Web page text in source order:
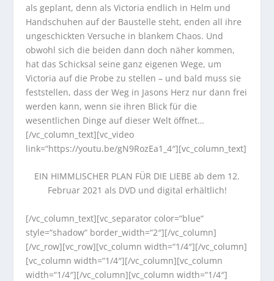
als geplant, denn als Victoria endlich in Helm und
Handschuhen auf der Baustelle steht, enden all ihre
ungeschickten Versuche in blankem Chaos. Und
obwohl sich die beiden dann doch näher kommen,
hat das Schicksal seine ganz eigenen Wege, um
Victoria auf die Probe zu stellen – und bald muss sie
feststellen, dass der Weg in Jasons Herz nur dann frei
werden kann, wenn sie ihren Blick für die
wesentlichen Dinge auf dieser Welt öffnet…
[/vc_column_text][vc_video
link=“https://youtu.be/gN9RozEa1_4″][vc_column_text]
EIN HIMMLISCHER PLAN FÜR DIE LIEBE ab dem 12.
Februar 2021 als DVD und digital erhältlich!
[/vc_column_text][vc_separator color=“blue“
style=“shadow“ border_width=“2″][/vc_column]
[/vc_row][vc_row][vc_column width=“1/4″][/vc_column]
[vc_column width=“1/4″][/vc_column][vc_column
width=“1/4″][/vc_column][vc_column width=“1/4″]